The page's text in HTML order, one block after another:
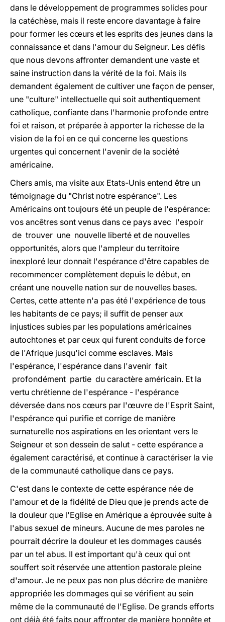
dans le développement de programmes solides pour
la catéchèse, mais il reste encore davantage à faire
pour former les cœurs et les esprits des jeunes dans la
connaissance et dans l'amour du Seigneur. Les défis
que nous devons affronter demandent une vaste et
saine instruction dans la vérité de la foi. Mais ils
demandent également de cultiver une façon de penser,
une "culture" intellectuelle qui soit authentiquement
catholique, confiante dans l'harmonie profonde entre
foi et raison, et préparée à apporter la richesse de la
vision de la foi en ce qui concerne les questions
urgentes qui concernent l'avenir de la société
américaine.
Chers amis, ma visite aux Etats-Unis entend être un
témoignage du "Christ notre espérance". Les
Américains ont toujours été un peuple de l'espérance:
vos ancêtres sont venus dans ce pays avec l'espoir
de trouver une nouvelle liberté et de nouvelles
opportunités, alors que l'ampleur du territoire
inexploré leur donnait l'espérance d'être capables de
recommencer complètement depuis le début, en
créant une nouvelle nation sur de nouvelles bases.
Certes, cette attente n'a pas été l'expérience de tous
les habitants de ce pays; il suffit de penser aux
injustices subies par les populations américaines
autochtones et par ceux qui furent conduits de force
de l'Afrique jusqu'ici comme esclaves. Mais
l'espérance, l'espérance dans l'avenir fait
profondément partie du caractère américain. Et la
vertu chrétienne de l'espérance - l'espérance
déversée dans nos cœurs par l'œuvre de l'Esprit Saint,
l'espérance qui purifie et corrige de manière
surnaturelle nos aspirations en les orientant vers le
Seigneur et son dessein de salut - cette espérance a
également caractérisé, et continue à caractériser la vie
de la communauté catholique dans ce pays.
C'est dans le contexte de cette espérance née de
l'amour et de la fidélité de Dieu que je prends acte de
la douleur que l'Eglise en Amérique a éprouvée suite à
l'abus sexuel de mineurs. Aucune de mes paroles ne
pourrait décrire la douleur et les dommages causés
par un tel abus. Il est important qu'à ceux qui ont
souffert soit réservée une attention pastorale pleine
d'amour. Je ne peux pas non plus décrire de manière
appropriée les dommages qui se vérifient au sein
même de la communauté de l'Eglise. De grands efforts
ont déjà été faits pour affronter de manière honnête et